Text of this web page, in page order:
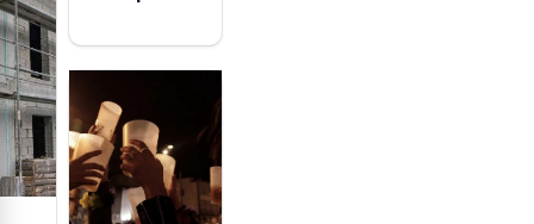
açorianos
após
missão na
Roménia